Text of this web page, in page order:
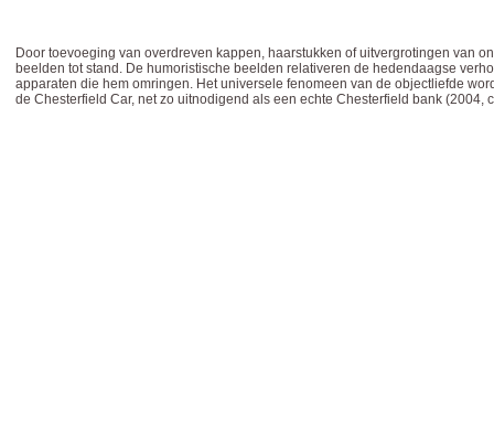
Door toevoeging van overdreven kappen, haarstukken of uitvergrotingen van
beelden tot stand. De humoristische beelden relativeren de hedendaagse
apparaten die hem omringen. Het universele fenomeen van de objectliefde
de Chesterfield Car, net zo uitnodigend als een echte Chesterfield bank (2004,